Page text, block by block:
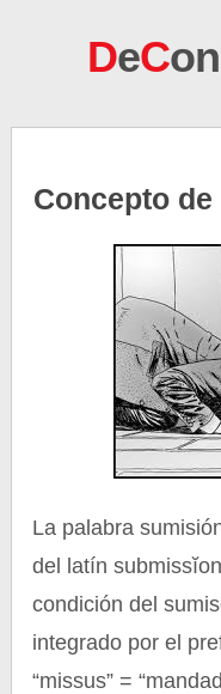
DeC
Concepto
La palabra
del latín
condición del
integrado por el
“missus” =